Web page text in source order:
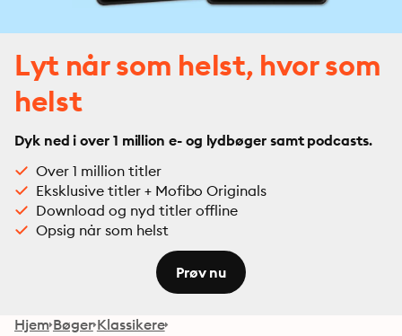
Lyt når som helst, hvor som
helst
Dyk ned i over 1 million e- og lydbøger samt podcasts.
Over 1 million titler
Eksklusive titler + Mofibo Originals
Download og nyd titler offline
Opsig når som helst
Prøv nu
Hjem Bøger Klassikere